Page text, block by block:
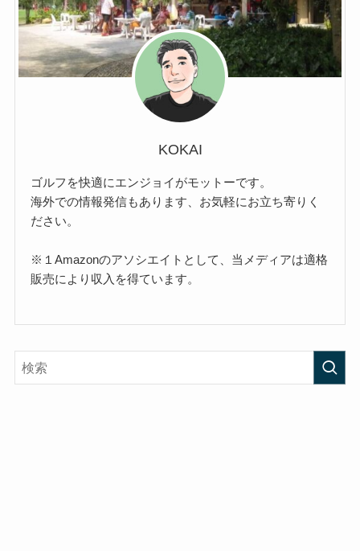
KOKAI
ゴルフを快適にエンジョイがモットーです。
海外での情報発信もあります、お気軽にお立ち寄りく
ださい。
※１Amazonのアソシエイトとして、当メディアは適格
販売により収入を得ています。